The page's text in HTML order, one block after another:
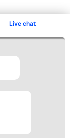
Live chat